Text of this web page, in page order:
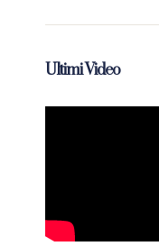
Ultimi Video